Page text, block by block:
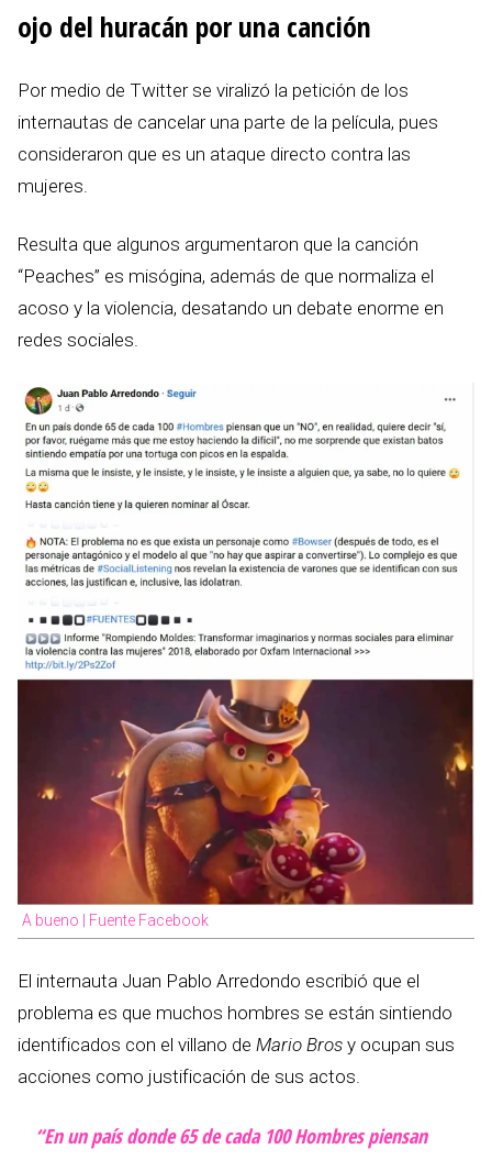
ojo del huracán por una canción
Por medio de Twitter se viralizó la petición de los
internautas de cancelar una parte de la película, pues
consideraron que es un ataque directo contra las
mujeres.
Resulta que algunos argumentaron que la canción
“Peaches” es misógina, además de que normaliza el
acoso y la violencia, desatando un debate enorme en
redes sociales.
A bueno | Fuente Facebook
El internauta Juan Pablo Arredondo escribió que el
problema es que muchos hombres se están sintiendo
identificados con el villano de Mario Bros y ocupan sus
acciones como justificación de sus actos.
“En un país donde 65 de cada 100 Hombres piensan